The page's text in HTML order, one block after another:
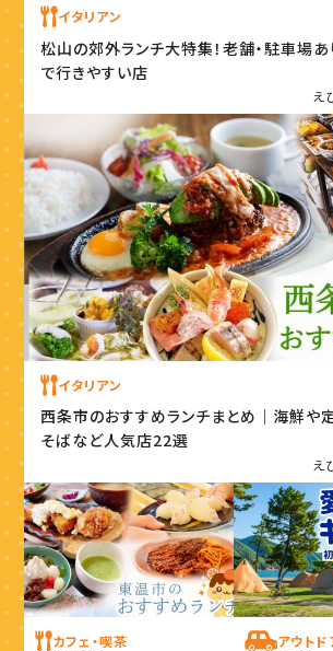
イタリアン
松山の郊外ランチ大特集！老舗・駐車場
で行きやすい店
え
イタリアン
西条市のおすすめランチまとめ｜海鮮や定
そばなど人気店22選
え
カフェ・喫茶 アウトド